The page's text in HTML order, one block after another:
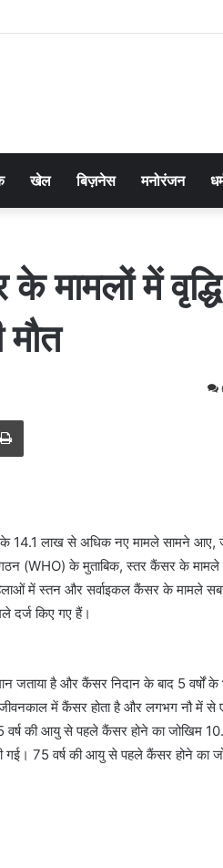
खेल बिज़नेस मनोरंजन
मामलों में
Print
के 14.1 लाख से अधिक नए मामले सामने आए,
(WHO) के मुताबिक, स्तर कैंसर के
में स्तन और सर्वाइकल कैंसर के मामले
दर्ज किए गए हैं।
जताया है और कैंसर निदान के बाद 5 वर्षों
जीवनकाल में कैंसर होता है और लगभग नौ में
वर्ष की आयु से पहले कैंसर होने का जोखिम
गई। 75 वर्ष की आयु से पहले कैंसर होने का